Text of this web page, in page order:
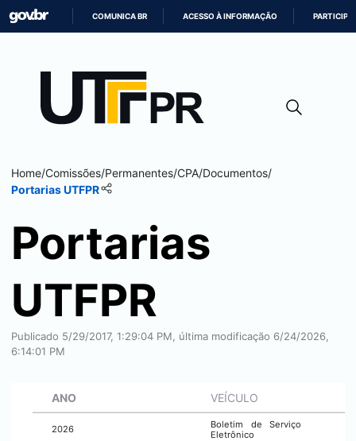
CONTEÚDO
COMUNICA BR ACESSO À INFORMAÇÃO PARTICIPE
Home/Comissões/Permanentes/CPA/Documentos/
Portarias UTFPR
Portarias
UTFPR
Publicado 5/29/2017, 1:29:04 PM, última modificação 6/24/2026,
6:14:01 PM
ANO VEÍCULO
2026
Boletim de Serviço
Eletrônico